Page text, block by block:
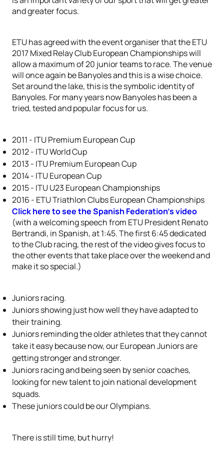
and greater focus.
ETU has agreed with the event organiser that the ETU
2017 Mixed Relay Club European Championships will
allow a maximum of 20 junior teams to race. The venue
will once again be Banyoles and this is a wise choice.
Set around the lake, this is the symbolic identity of
Banyoles. For many years now Banyoles has been a
tried, tested and popular focus for us.
2011 - ITU Premium European Cup
2012 - ITU World Cup
2013 - ITU Premium European Cup
2014 - ITU European Cup
2015 - ITU U23 European Championships
2016 - ETU Triathlon Clubs European Championships
Click here to see the Spanish Federation’s video
(with a welcoming speech from ETU President Renato
Bertrandi, in Spanish, at 1:45. The first 6:45 dedicated
to the Club racing, the rest of the video gives focus to
the other events that take place over the weekend and
make it so special.)
Juniors racing.
Juniors showing just how well they have adapted to
their training.
Juniors reminding the older athletes that they cannot
take it easy because now, our European Juniors are
getting stronger and stronger.
Juniors racing and being seen by senior coaches,
looking for new talent to join national development
squads.
These juniors could be our Olympians.
There is still time, but hurry!